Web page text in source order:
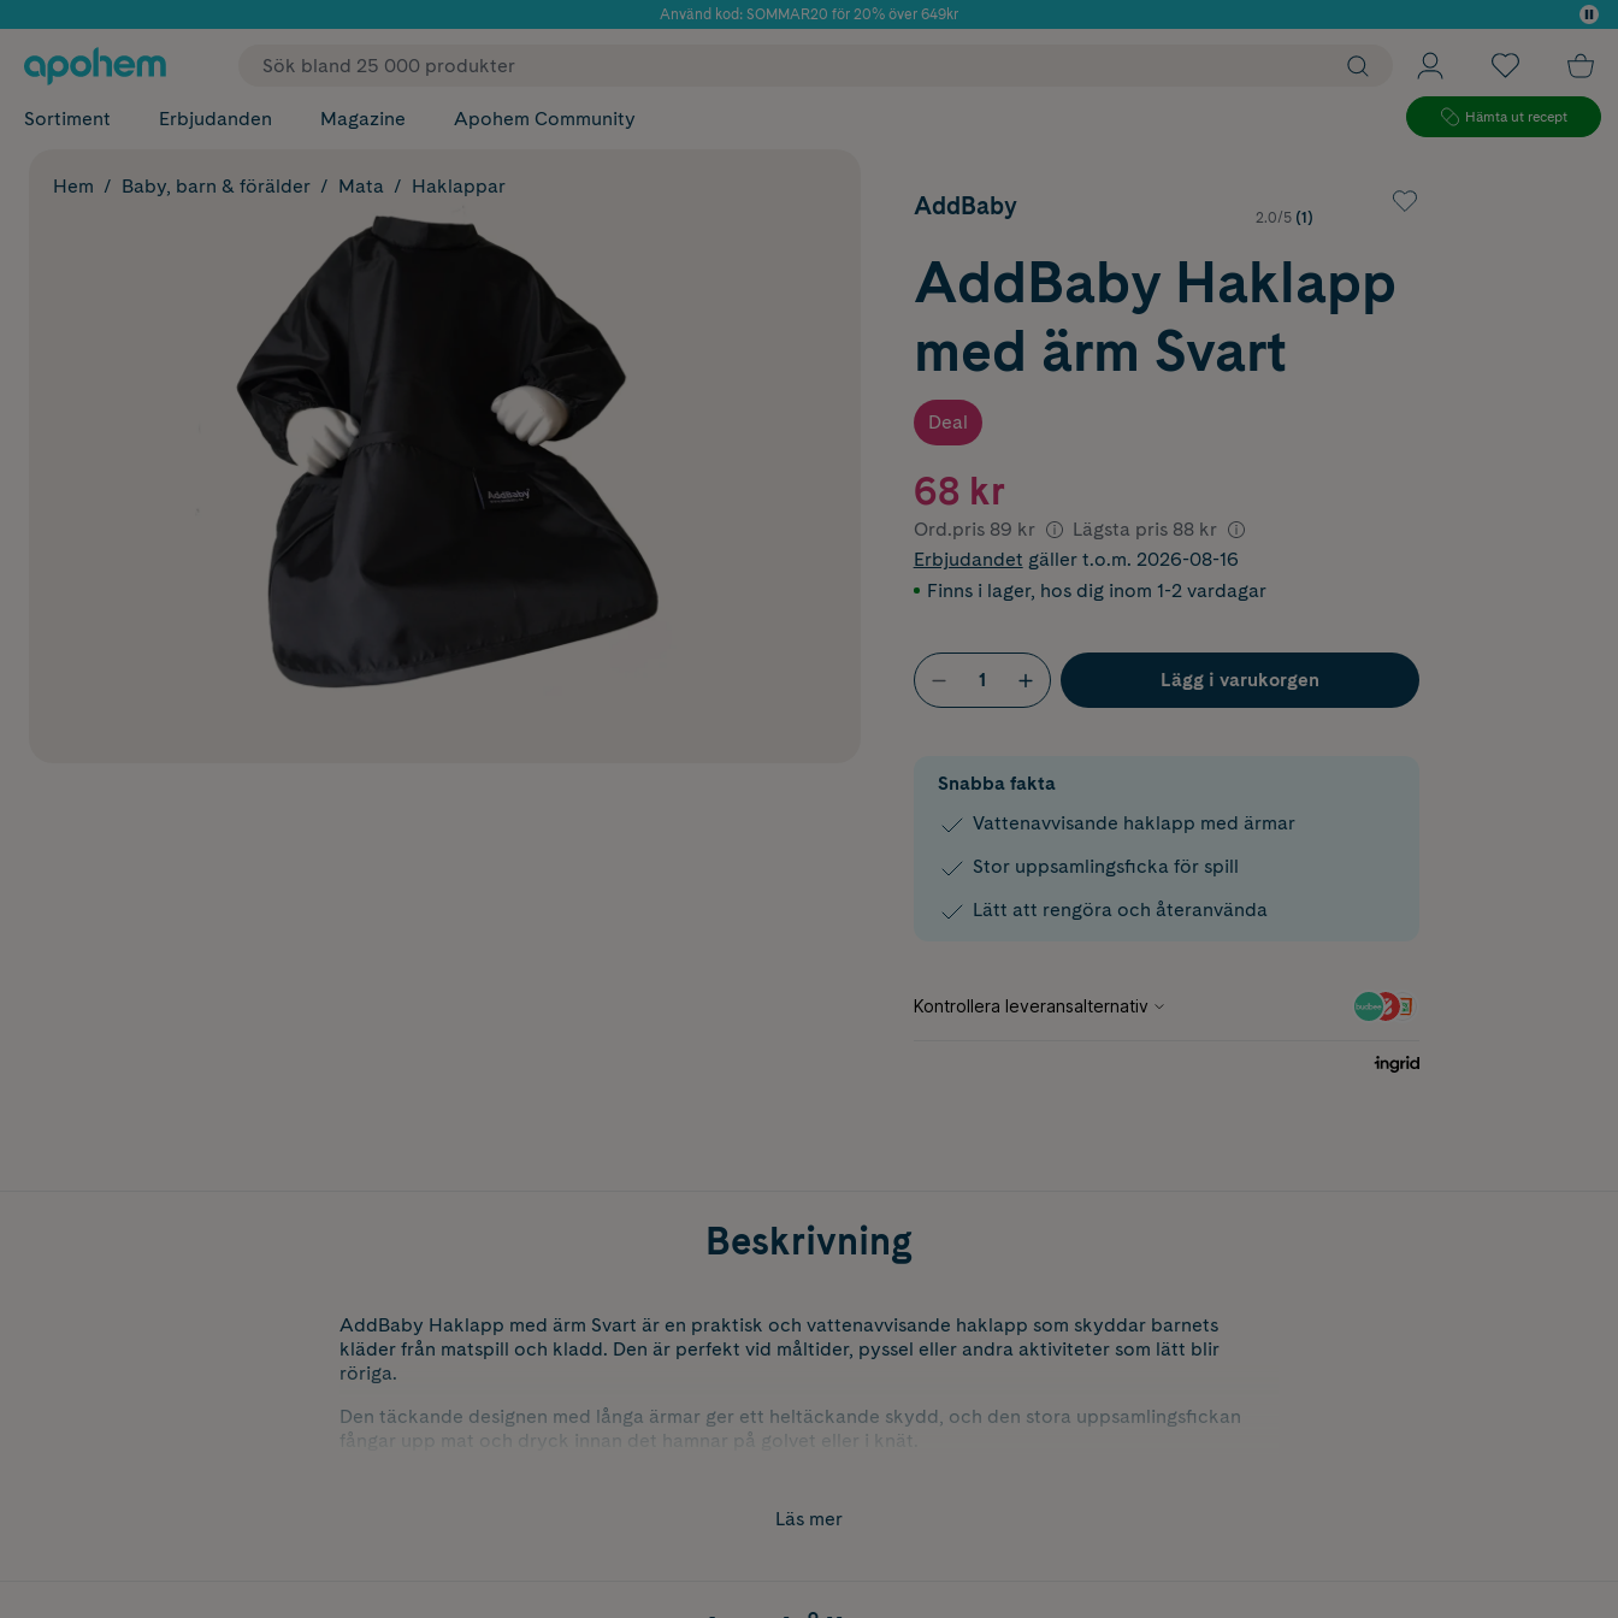
Använd kod: SOMMAR20 för 20% över 649kr
✓ Fri frakt
Sortiment Erbjudanden Magazine Apohem Community Hämta ut recept
Hem Baby, barn & förälder Mata Haklappar
AddBaby 2.0/5 (1)
AddBaby Haklapp
med ärm Svart
Deal
68 kr
Ord.pris 89 kr Lägsta pris 88 kr
Erbjudandet gäller t.o.m. 2026-08-16
Finns i lager, hos dig inom 1-2 vardagar
Lägg i varukorgen
Snabba fakta
Vattenavvisande haklapp med ärmar
Stor uppsamlingsficka för spill
Lätt att rengöra och återanvända
Beskrivning
AddBaby Haklapp med ärm Svart är en praktisk och vattenavvisande haklapp som skyddar barnets
kläder från matspill och kladd. Den är perfekt vid måltider, pyssel eller andra aktiviteter som lätt blir
röriga.
Den täckande designen med långa ärmar ger ett heltäckande skydd, och den stora uppsamlingsfickan
fångar upp mat och dryck innan det hamnar på golvet eller i knät.
Läs mer